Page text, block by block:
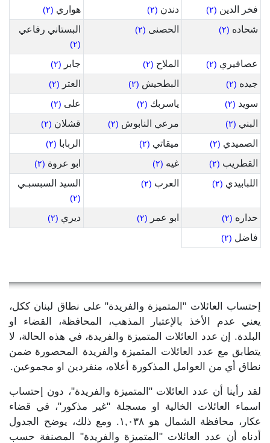
فخر الدين (٢) دندن (٢) هواري (٢)
شحاده (٢) الحصنى (٢) البستاني رفاعي
(٢)
عصافيري (٢) الملاح (٢) جابر (٢)
جيده (٢) البطحيش (٢) العتر (٢)
سويد (٢) ياسربك (٢) على (٢)
البني (٢) مرعي النابوش (٢) قشلان (٢)
الصميدي (٢) ميقاتي (٢) الربابا (٢)
القطريب (٢) غيه (٢) ابو عروة (٢)
اللبابيدي (٢) العرب (٢) السيد السبسبـي
(٢)
حداره (٢) ابو عمر (٢) ديري (٢)
فاضل (٢)
إحتساب العائلات "المتميزة والفريدة" على نطاق لبنان ككل،
يعني عدم الأخذ بالإعتبار المذهب، المحافظة، القضاء او
البلدة. إن عدد العائلات المتميزة والفريدة، في هذه الحالة، لا
يتطابق مع عدد العائلات المتميزة والفريدة المحصورة ضمن
نطاق أي من العوامل المذكورة أعلاه، منفردين او مجموعين.
لقد رأينا أن عدد العائلات "المتميزة والفريدة"، دون إحتساب
اسماء العائلات الخالية او مسجلة "غير مذكور"، في قضاء
عكار، محافظة الشمال هو ١,٠٣٨. ومع ذلك، يوضح الجدول
أدناه أن عدد العائلات "المتميزة والفريدة" المصنفة حسب